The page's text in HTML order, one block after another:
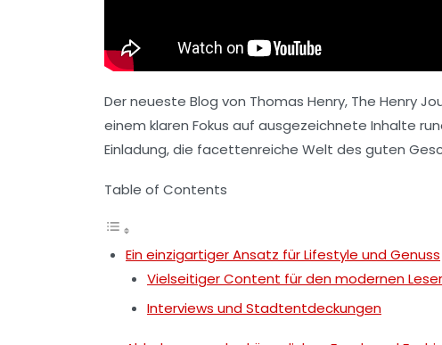
Der neueste Blog von Thomas Henry, The Henry
einem klaren Fokus auf ausgezeichnete Inhalte
Einladung, die facettenreiche Welt des guten
Table of Contents
Ein einzigartiger Ansatz für Lifestyle und Genuss
Vielseitiger Content für den modernen Leser
Interviews und Stadtentdeckungen